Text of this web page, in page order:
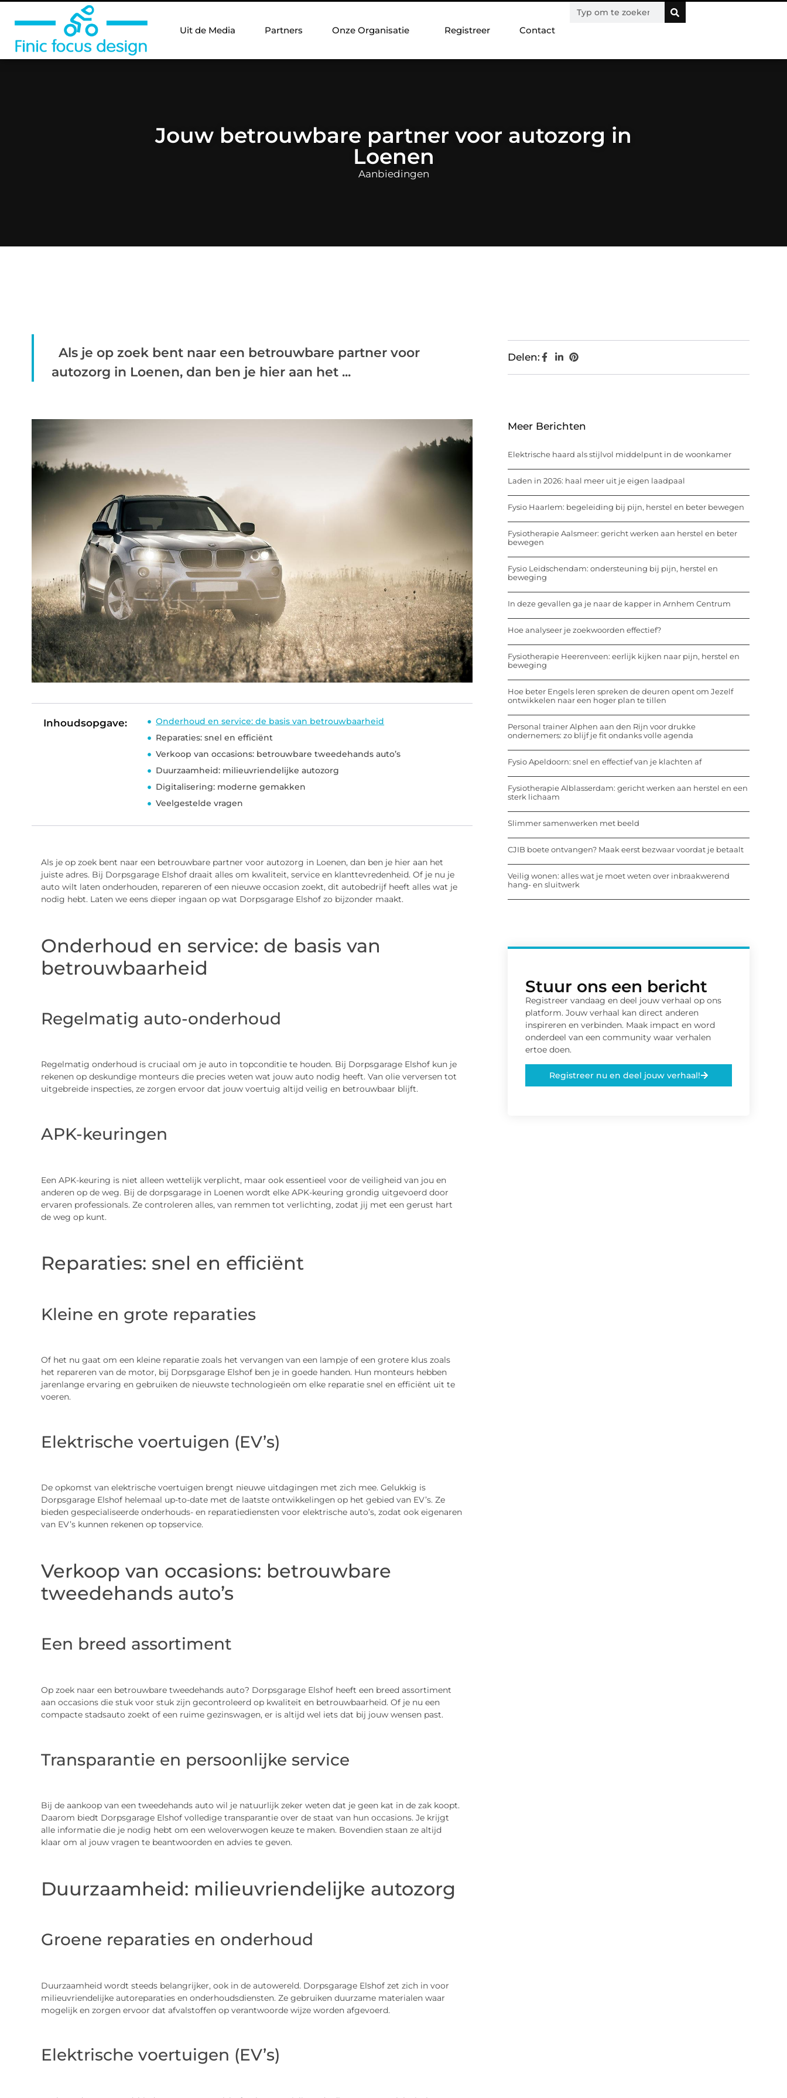
Uit de Media Partners Onze Organisatie Registreer Contact
Jouw betrouwbare partner voor autozorg in
Loenen
Aanbiedingen
Als je op zoek bent naar een betrouwbare partner voor
autozorg in Loenen, dan ben je hier aan het ...
Inhoudsopgave:
Onderhoud en service: de basis van betrouwbaarheid
Reparaties: snel en efficiënt
Verkoop van occasions: betrouwbare tweedehands auto’s
Duurzaamheid: milieuvriendelijke autozorg
Digitalisering: moderne gemakken
Veelgestelde vragen
Als je op zoek bent naar een betrouwbare partner voor autozorg in Loenen, dan ben je hier aan het
juiste adres. Bij Dorpsgarage Elshof draait alles om kwaliteit, service en klanttevredenheid. Of je nu je
auto wilt laten onderhouden, repareren of een nieuwe occasion zoekt, dit autobedrijf heeft alles wat je
nodig hebt. Laten we eens dieper ingaan op wat Dorpsgarage Elshof zo bijzonder maakt.
Onderhoud en service: de basis van
betrouwbaarheid
Regelmatig auto-onderhoud
Regelmatig onderhoud is cruciaal om je auto in topconditie te houden. Bij Dorpsgarage Elshof kun je
rekenen op deskundige monteurs die precies weten wat jouw auto nodig heeft. Van olie verversen tot
uitgebreide inspecties, ze zorgen ervoor dat jouw voertuig altijd veilig en betrouwbaar blijft.
APK-keuringen
Een APK-keuring is niet alleen wettelijk verplicht, maar ook essentieel voor de veiligheid van jou en
anderen op de weg. Bij de dorpsgarage in Loenen wordt elke APK-keuring grondig uitgevoerd door
ervaren professionals. Ze controleren alles, van remmen tot verlichting, zodat jij met een gerust hart
de weg op kunt.
Reparaties: snel en efficiënt
Kleine en grote reparaties
Of het nu gaat om een kleine reparatie zoals het vervangen van een lampje of een grotere klus zoals
het repareren van de motor, bij Dorpsgarage Elshof ben je in goede handen. Hun monteurs hebben
jarenlange ervaring en gebruiken de nieuwste technologieën om elke reparatie snel en efficiënt uit te
voeren.
Elektrische voertuigen (EV’s)
De opkomst van elektrische voertuigen brengt nieuwe uitdagingen met zich mee. Gelukkig is
Dorpsgarage Elshof helemaal up-to-date met de laatste ontwikkelingen op het gebied van EV’s. Ze
bieden gespecialiseerde onderhouds- en reparatiediensten voor elektrische auto’s, zodat ook eigenaren
van EV’s kunnen rekenen op topservice.
Verkoop van occasions: betrouwbare
tweedehands auto’s
Een breed assortiment
Op zoek naar een betrouwbare tweedehands auto? Dorpsgarage Elshof heeft een breed assortiment
aan occasions die stuk voor stuk zijn gecontroleerd op kwaliteit en betrouwbaarheid. Of je nu een
compacte stadsauto zoekt of een ruime gezinswagen, er is altijd wel iets dat bij jouw wensen past.
Transparantie en persoonlijke service
Bij de aankoop van een tweedehands auto wil je natuurlijk zeker weten dat je geen kat in de zak koopt.
Daarom biedt Dorpsgarage Elshof volledige transparantie over de staat van hun occasions. Je krijgt
alle informatie die je nodig hebt om een weloverwogen keuze te maken. Bovendien staan ze altijd
klaar om al jouw vragen te beantwoorden en advies te geven.
Duurzaamheid: milieuvriendelijke autozorg
Groene reparaties en onderhoud
Duurzaamheid wordt steeds belangrijker, ook in de autowereld. Dorpsgarage Elshof zet zich in voor
milieuvriendelijke autoreparaties en onderhoudsdiensten. Ze gebruiken duurzame materialen waar
mogelijk en zorgen ervoor dat afvalstoffen op verantwoorde wijze worden afgevoerd.
Elektrische voertuigen (EV’s)
Delen:
Meer Berichten
Elektrische haard als stijlvol middelpunt in de woonkamer
Laden in 2026: haal meer uit je eigen laadpaal
Fysio Haarlem: begeleiding bij pijn, herstel en beter bewegen
Fysiotherapie Aalsmeer: gericht werken aan herstel en beter
bewegen
Fysio Leidschendam: ondersteuning bij pijn, herstel en
beweging
In deze gevallen ga je naar de kapper in Arnhem Centrum
Hoe analyseer je zoekwoorden effectief?
Fysiotherapie Heerenveen: eerlijk kijken naar pijn, herstel en
beweging
Hoe beter Engels leren spreken de deuren opent om Jezelf
ontwikkelen naar een hoger plan te tillen
Personal trainer Alphen aan den Rijn voor drukke
ondernemers: zo blijf je fit ondanks volle agenda
Fysio Apeldoorn: snel en effectief van je klachten af
Fysiotherapie Alblasserdam: gericht werken aan herstel en een
sterk lichaam
Slimmer samenwerken met beeld
CJIB boete ontvangen? Maak eerst bezwaar voordat je betaalt
Veilig wonen: alles wat je moet weten over inbraakwerend
hang- en sluitwerk
Stuur ons een bericht
Registreer vandaag en deel jouw verhaal op ons
platform. Jouw verhaal kan direct anderen
inspireren en verbinden. Maak impact en word
onderdeel van een community waar verhalen
ertoe doen.
Registreer nu en deel jouw verhaal!